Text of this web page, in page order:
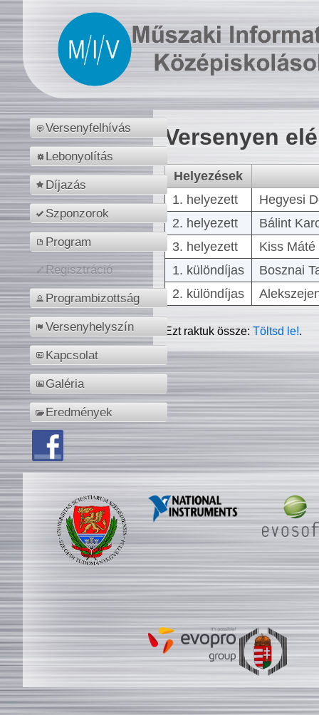
Versenyfelhívás
Lebonyolítás
Díjazás
Szponzorok
Program
Regisztráció
Programbizottság
Versenyhelyszín
Kapcsolat
Galéria
Eredmények
Versenyen
Helyezések
1. helyezett
Hegyesi
2. helyezett
Bálint
3. helyezett
Kiss
1. különdíjas
Bosznai
2. különdíjas
Ezt raktuk össze:Töltsd le!.